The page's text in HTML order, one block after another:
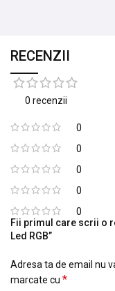
RECENZII
0 recenzii
0
0
0
0
0
Fii primul care scrii o
Led RGB”
Adresa ta de email nu
marcate cu *